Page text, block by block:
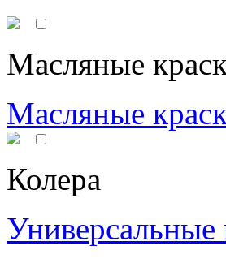
Масляные
Масляные
Колера
Универсальные